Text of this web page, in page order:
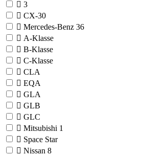
3
CX-30
Mercedes-Benz 36
A-Klasse
B-Klasse
C-Klasse
CLA
EQA
GLA
GLB
GLC
Mitsubishi 1
Space Star
Nissan 8